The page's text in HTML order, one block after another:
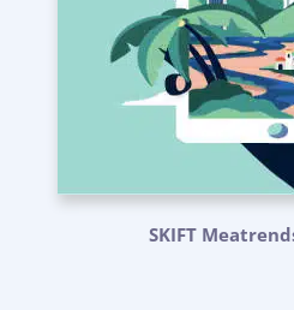
SKIFT